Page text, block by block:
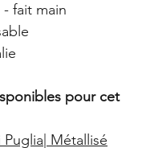
fait main
pour cet
Métallisé